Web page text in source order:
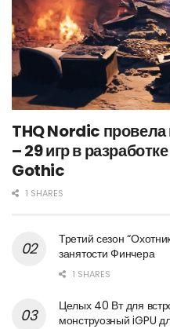
THQ Nordic
– 29 игр в
Gothic
1 SHARES
Третий сезон
занятости Финчера
1 SHARES
Целых 40 Вт для
монструозный iGPU